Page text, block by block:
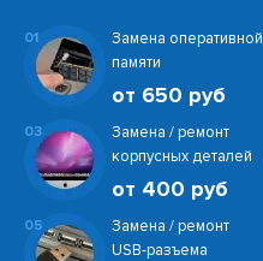
01
Замена оперативной
памяти
от 650 руб
03
Замена / ремонт
корпусных деталей
от 400 руб
05
Замена / ремонт
USB-разъема